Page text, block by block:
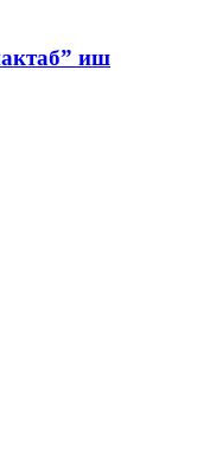
иш